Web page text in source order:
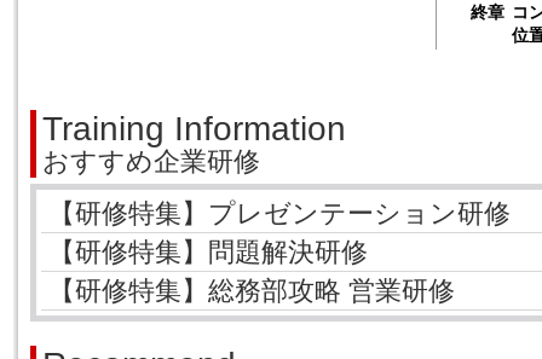
終章 コ
位
Training Information
おすすめ企業研修
【研修特集】プレゼンテーション研修
【研修特集】問題解決研修
【研修特集】総務部攻略 営業研修